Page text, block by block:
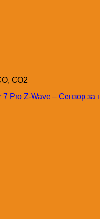
CO2
7 Pro Z-Wave – Сензор за